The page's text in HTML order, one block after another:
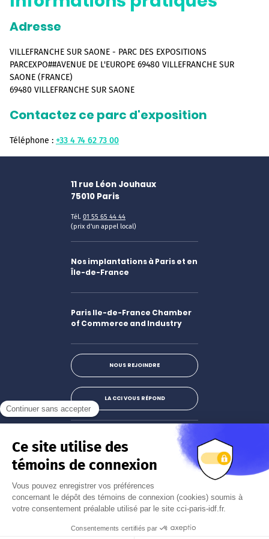
Adresse
VILLEFRANCHE SUR SAONE - PARC DES EXPOSITIONS
PARCEXPO##AVENUE DE L'EUROPE 69480 VILLEFRANCHE SUR
SAONE (FRANCE)
69480 VILLEFRANCHE SUR SAONE
Contactez ce parc d'exposition
Téléphone : +33 4 74 62 73 00
11 rue Léon Jouhaux
75010 Paris
Tél. 01 55 65 44 44
(prix d'un appel local)
Nos implantations à Paris et en
Île-de-France
Paris Ile-de-France Chamber
of Commerce and Industry
NOUS REJOINDRE
LA CCI VOUS RÉPOND
Instagram
S'abonner à la newsletter